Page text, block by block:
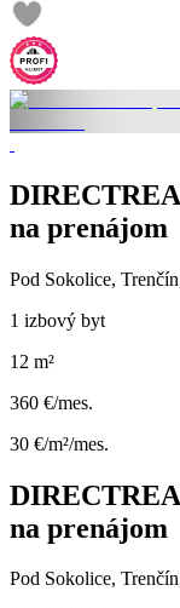
na prenájom
Pod Sokolice,
1 izbový byt
12 m²
360 €/mes.
30 €/m²/mes.
na prenájom
Pod Sokolice,